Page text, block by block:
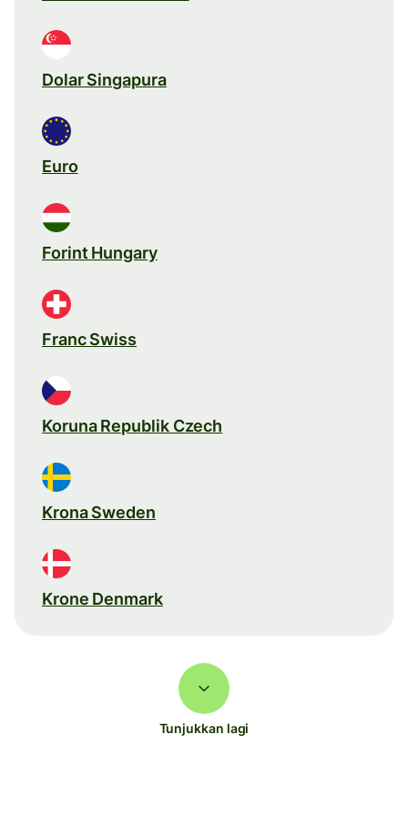
Dolar Singapura
Euro
Forint Hungary
Franc Swiss
Koruna Republik Czech
Krona Sweden
Krone Denmark
Tunjukkan lagi